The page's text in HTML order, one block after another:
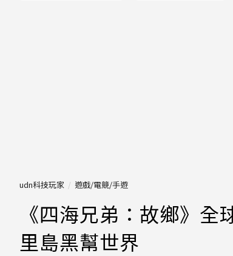
udn科技玩家 遊戲/電競/手遊
《四海兄弟：故鄉》
里島黑幫世界